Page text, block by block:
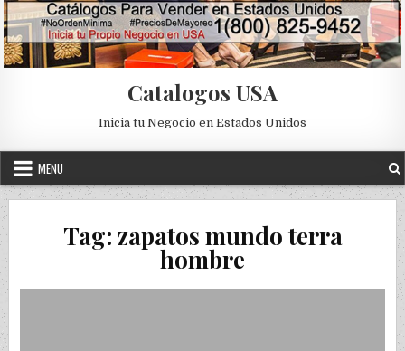
Catalogos USA
Inicia tu Negocio en Estados Unidos
MENU
Tag: zapatos mundo terra
hombre